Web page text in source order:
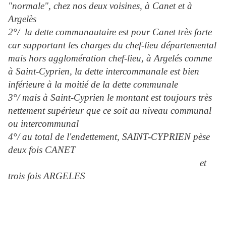
"normale", chez nos deux voisines, à Canet et à
Argelès
2°/ la dette communautaire est pour Canet très forte
car supportant les charges du chef-lieu départemental
mais hors agglomération chef-lieu, à Argelés comme
à Saint-Cyprien, la dette intercommunale est bien
inférieure à la moitié de la dette communale
3°/ mais à Saint-Cyprien le montant est toujours très
nettement supérieur que ce soit au niveau communal
ou intercommunal
4°/ au total de l'endettement, SAINT-CYPRIEN pèse
deux fois CANET
et
trois fois ARGELES